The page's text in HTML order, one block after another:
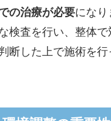
の治療が必要になり
検査を行い、整体
断した上で施術を行